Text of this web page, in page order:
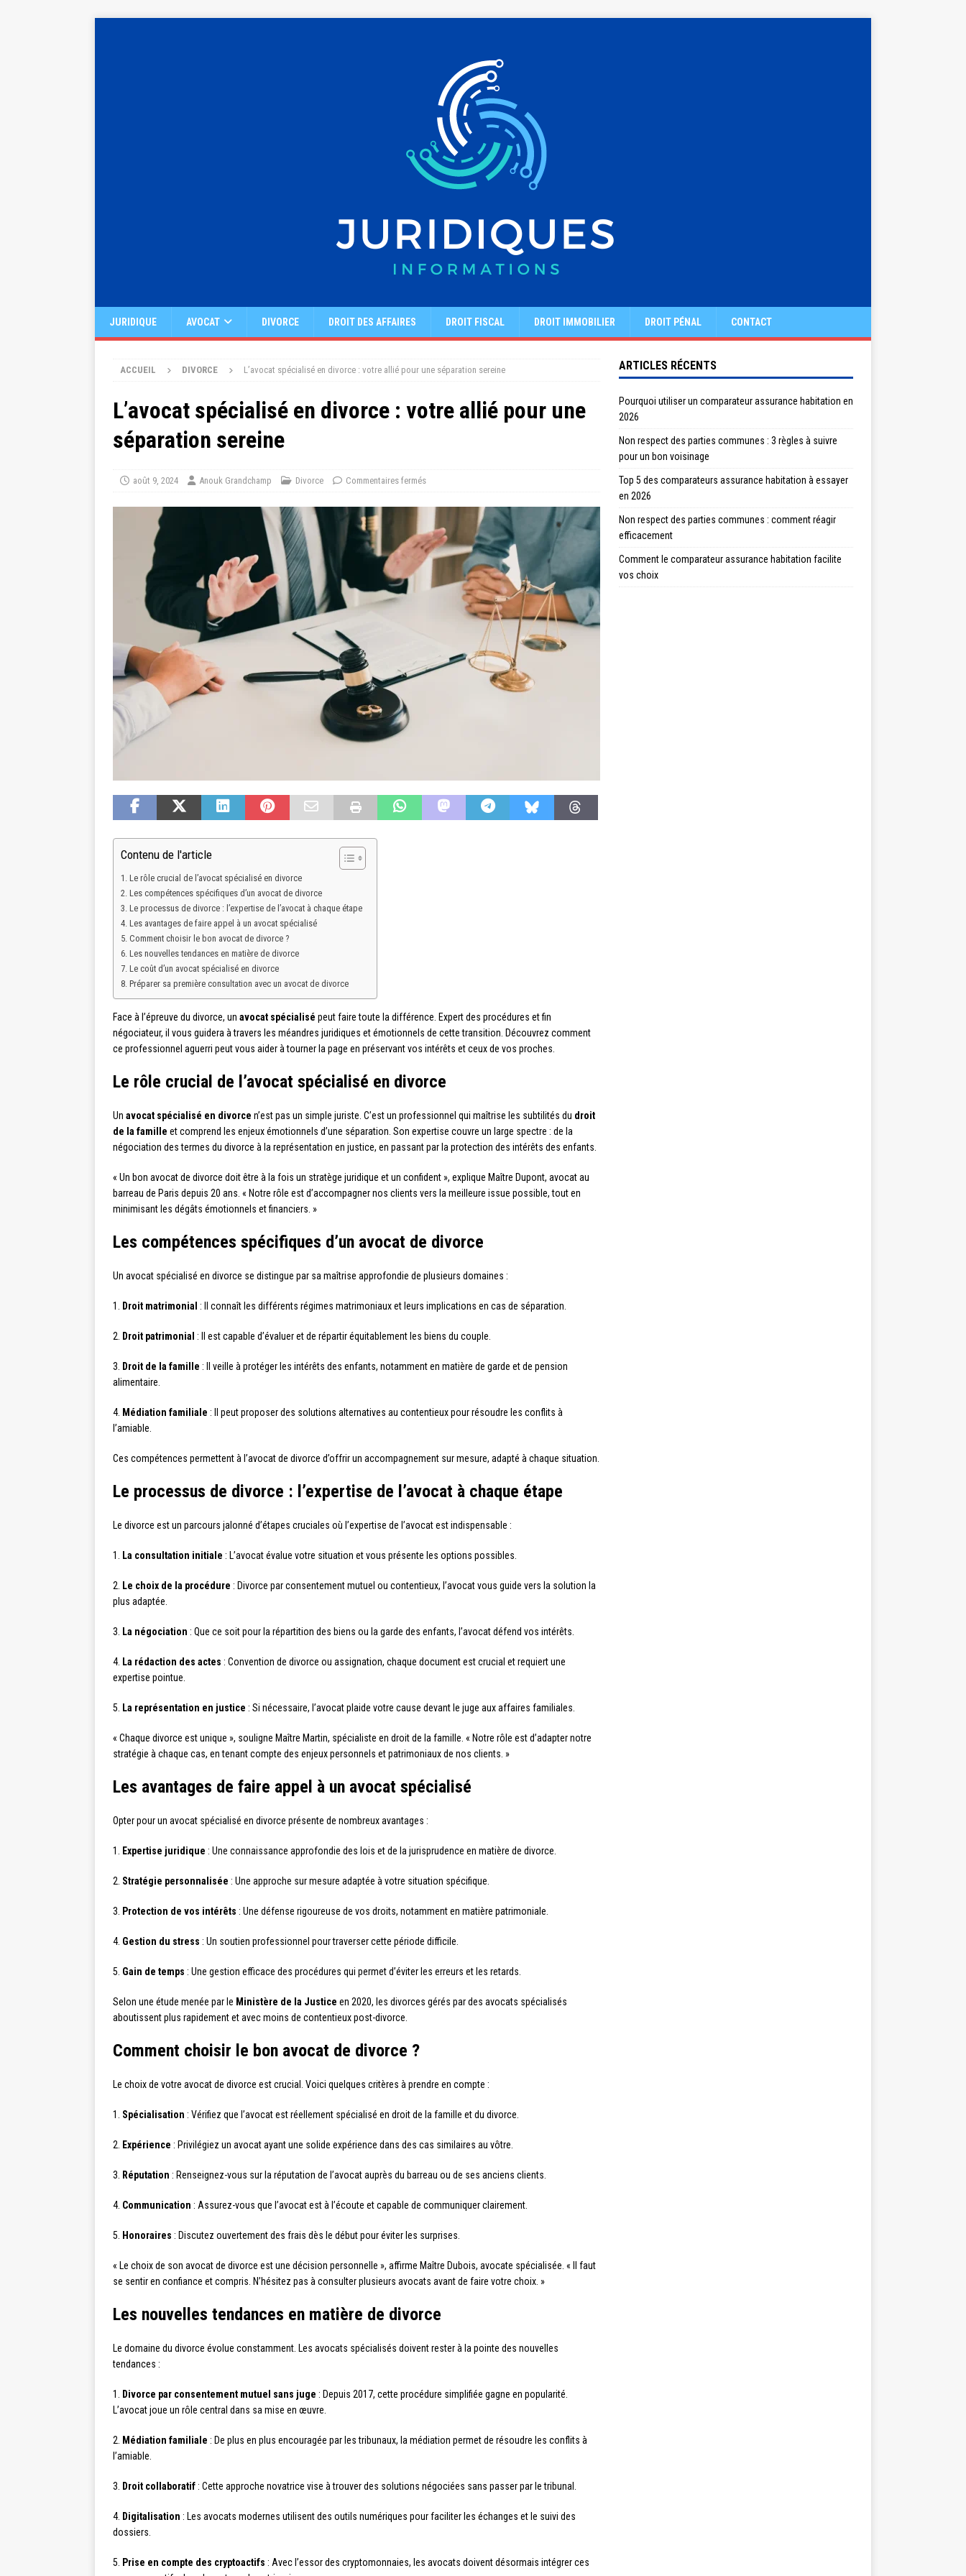
JURIDIQUE AVOCAT DIVORCE DROIT DES AFFAIRES DROIT FISCAL DROIT IMMOBILIER DROIT PÉNAL CONTACT
ACCUEIL DIVORCE L’avocat spécialisé en divorce : votre allié pour une séparation sereine
L’avocat spécialisé en divorce : votre allié pour une
séparation sereine
août 9, 2024 Anouk Grandchamp Divorce Commentaires fermés
Contenu de l'article
Le rôle crucial de l’avocat spécialisé en divorce
Les compétences spécifiques d’un avocat de divorce
Le processus de divorce : l’expertise de l’avocat à chaque étape
Les avantages de faire appel à un avocat spécialisé
Comment choisir le bon avocat de divorce ?
Les nouvelles tendances en matière de divorce
Le coût d’un avocat spécialisé en divorce
Préparer sa première consultation avec un avocat de divorce
Face à l’épreuve du divorce, un avocat spécialisé peut faire toute la différence. Expert des procédures et fin
négociateur, il vous guidera à travers les méandres juridiques et émotionnels de cette transition. Découvrez comment
ce professionnel aguerri peut vous aider à tourner la page en préservant vos intérêts et ceux de vos proches.
Le rôle crucial de l’avocat spécialisé en divorce
Un avocat spécialisé en divorce n’est pas un simple juriste. C’est un professionnel qui maîtrise les subtilités du droit
de la famille et comprend les enjeux émotionnels d’une séparation. Son expertise couvre un large spectre : de la
négociation des termes du divorce à la représentation en justice, en passant par la protection des intérêts des enfants.
« Un bon avocat de divorce doit être à la fois un stratège juridique et un confident », explique Maître Dupont, avocat au
barreau de Paris depuis 20 ans. « Notre rôle est d’accompagner nos clients vers la meilleure issue possible, tout en
minimisant les dégâts émotionnels et financiers. »
Les compétences spécifiques d’un avocat de divorce
Un avocat spécialisé en divorce se distingue par sa maîtrise approfondie de plusieurs domaines :
1. Droit matrimonial : Il connaît les différents régimes matrimoniaux et leurs implications en cas de séparation.
2. Droit patrimonial : Il est capable d’évaluer et de répartir équitablement les biens du couple.
3. Droit de la famille : Il veille à protéger les intérêts des enfants, notamment en matière de garde et de pension
alimentaire.
4. Médiation familiale : Il peut proposer des solutions alternatives au contentieux pour résoudre les conflits à
l’amiable.
Ces compétences permettent à l’avocat de divorce d’offrir un accompagnement sur mesure, adapté à chaque situation.
Le processus de divorce : l’expertise de l’avocat à chaque étape
Le divorce est un parcours jalonné d’étapes cruciales où l’expertise de l’avocat est indispensable :
1. La consultation initiale : L’avocat évalue votre situation et vous présente les options possibles.
2. Le choix de la procédure : Divorce par consentement mutuel ou contentieux, l’avocat vous guide vers la solution la
plus adaptée.
3. La négociation : Que ce soit pour la répartition des biens ou la garde des enfants, l’avocat défend vos intérêts.
4. La rédaction des actes : Convention de divorce ou assignation, chaque document est crucial et requiert une
expertise pointue.
5. La représentation en justice : Si nécessaire, l’avocat plaide votre cause devant le juge aux affaires familiales.
« Chaque divorce est unique », souligne Maître Martin, spécialiste en droit de la famille. « Notre rôle est d’adapter notre
stratégie à chaque cas, en tenant compte des enjeux personnels et patrimoniaux de nos clients. »
Les avantages de faire appel à un avocat spécialisé
Opter pour un avocat spécialisé en divorce présente de nombreux avantages :
1. Expertise juridique : Une connaissance approfondie des lois et de la jurisprudence en matière de divorce.
2. Stratégie personnalisée : Une approche sur mesure adaptée à votre situation spécifique.
3. Protection de vos intérêts : Une défense rigoureuse de vos droits, notamment en matière patrimoniale.
4. Gestion du stress : Un soutien professionnel pour traverser cette période difficile.
5. Gain de temps : Une gestion efficace des procédures qui permet d’éviter les erreurs et les retards.
Selon une étude menée par le Ministère de la Justice en 2020, les divorces gérés par des avocats spécialisés
aboutissent plus rapidement et avec moins de contentieux post-divorce.
Comment choisir le bon avocat de divorce ?
Le choix de votre avocat de divorce est crucial. Voici quelques critères à prendre en compte :
1. Spécialisation : Vérifiez que l’avocat est réellement spécialisé en droit de la famille et du divorce.
2. Expérience : Privilégiez un avocat ayant une solide expérience dans des cas similaires au vôtre.
3. Réputation : Renseignez-vous sur la réputation de l’avocat auprès du barreau ou de ses anciens clients.
4. Communication : Assurez-vous que l’avocat est à l’écoute et capable de communiquer clairement.
5. Honoraires : Discutez ouvertement des frais dès le début pour éviter les surprises.
« Le choix de son avocat de divorce est une décision personnelle », affirme Maître Dubois, avocate spécialisée. « Il faut
se sentir en confiance et compris. N’hésitez pas à consulter plusieurs avocats avant de faire votre choix. »
Les nouvelles tendances en matière de divorce
Le domaine du divorce évolue constamment. Les avocats spécialisés doivent rester à la pointe des nouvelles
tendances :
1. Divorce par consentement mutuel sans juge : Depuis 2017, cette procédure simplifiée gagne en popularité.
L’avocat joue un rôle central dans sa mise en œuvre.
2. Médiation familiale : De plus en plus encouragée par les tribunaux, la médiation permet de résoudre les conflits à
l’amiable.
3. Droit collaboratif : Cette approche novatrice vise à trouver des solutions négociées sans passer par le tribunal.
4. Digitalisation : Les avocats modernes utilisent des outils numériques pour faciliter les échanges et le suivi des
dossiers.
5. Prise en compte des cryptoactifs : Avec l’essor des cryptomonnaies, les avocats doivent désormais intégrer ces
ARTICLES RÉCENTS
Pourquoi utiliser un comparateur assurance habitation en
2026
Non respect des parties communes : 3 règles à suivre
pour un bon voisinage
Top 5 des comparateurs assurance habitation à essayer
en 2026
Non respect des parties communes : comment réagir
efficacement
Comment le comparateur assurance habitation facilite
vos choix